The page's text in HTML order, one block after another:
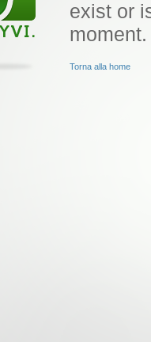
exist or
moment.
Torna alla home